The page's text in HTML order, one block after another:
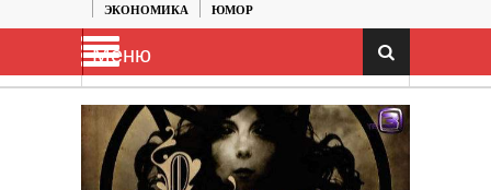
ЭКОНОМИКА
ЮМОР
Меню